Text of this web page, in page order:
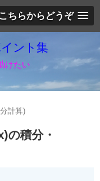
ちらからどうぞ
ント集
けたい
計算)
積分・